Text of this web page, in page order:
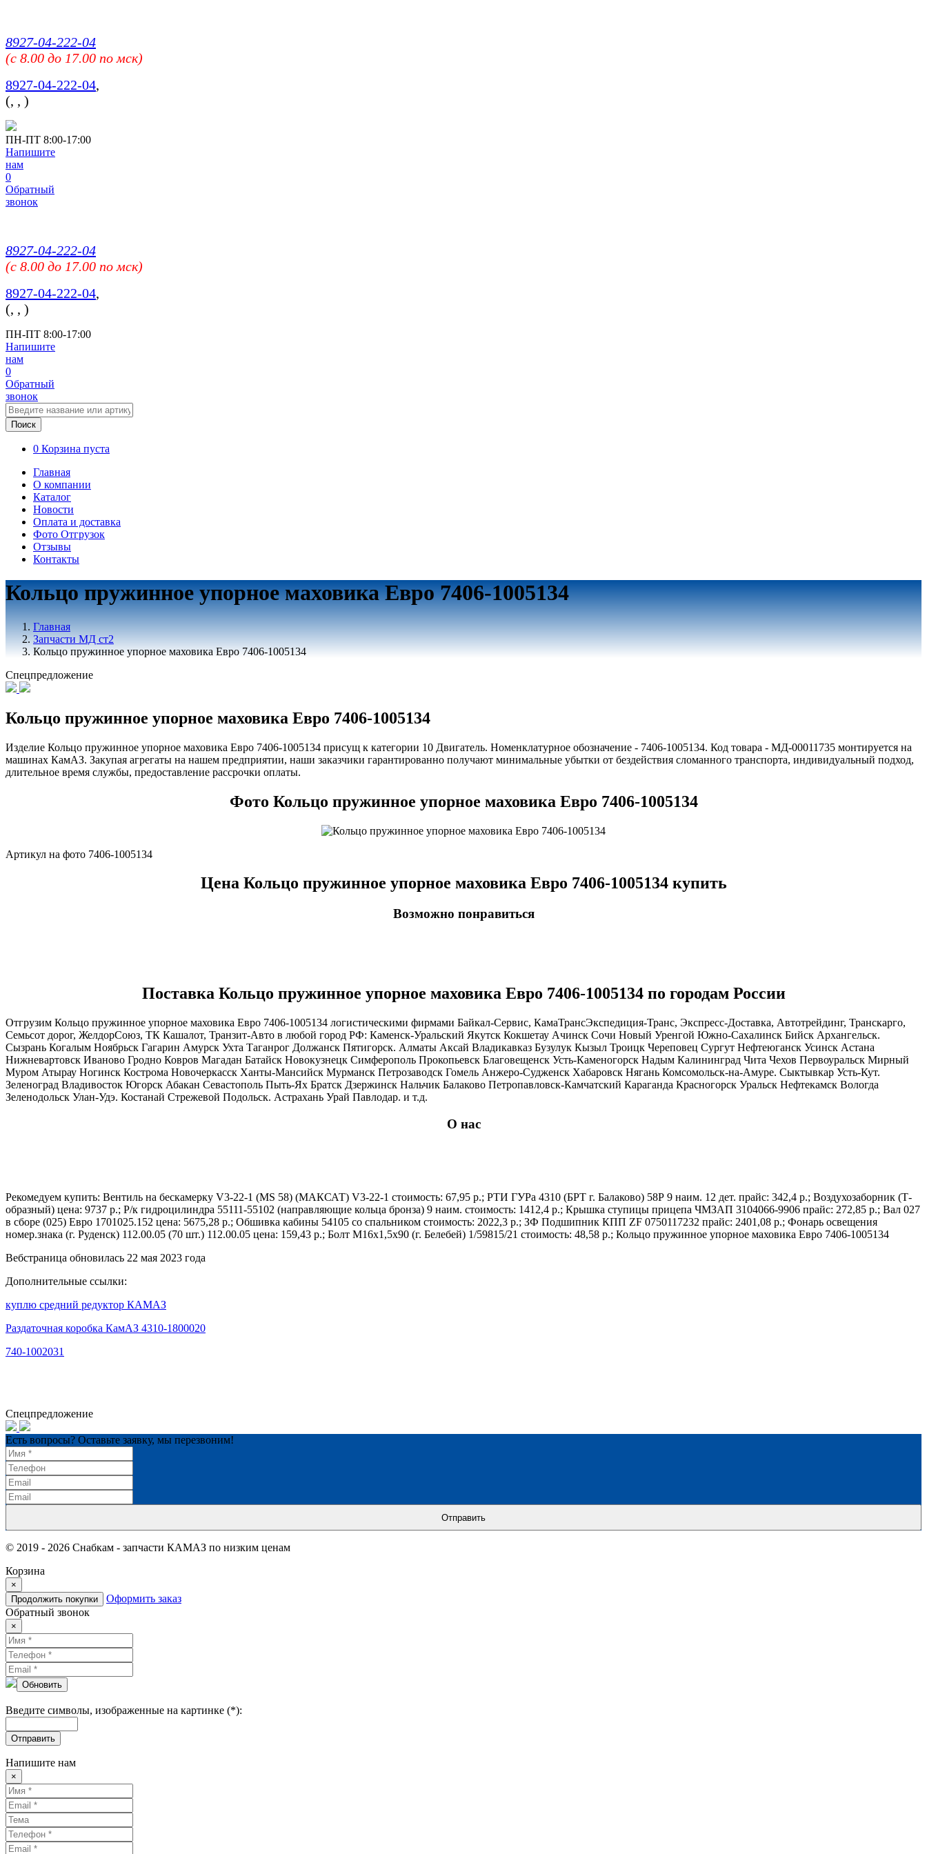
8927-04-222-04
(c 8.00 до 17.00 по мск)
8927-04-222-04,
(, , )
ПН-ПТ 8:00-17:00
Напишите
нам
0
Обратный
звонок
8927-04-222-04
(c 8.00 до 17.00 по мск)
8927-04-222-04,
(, , )
ПН-ПТ 8:00-17:00
Напишите
нам
0
Обратный
звонок
Поиск
0 Корзина пуста
Главная
О компании
Каталог
Новости
Оплата и доставка
Фото Отгрузок
Отзывы
Контакты
Кольцо пружинное упорное маховика Евро 7406-1005134
Главная
Запчасти МД ст2
Кольцо пружинное упорное маховика Евро 7406-1005134
Спецпредложение
Кольцо пружинное упорное маховика Евро 7406-1005134
Изделие Кольцо пружинное упорное маховика Евро 7406-1005134 присущ к категории 10 Двигатель. Номенклатурное обозначение - 7406-1005134. Код товара - МД-00011735 монтируется на
машинах КамАЗ. Закупая агрегаты на нашем предприятии, наши заказчики гарантированно получают минимальные убытки от бездействия сломанного транспорта, индивидуальный подход,
длительное время службы, предоставление рассрочки оплаты.
Фото Кольцо пружинное упорное маховика Евро 7406-1005134
Артикул на фото 7406-1005134
Цена Кольцо пружинное упорное маховика Евро 7406-1005134 купить
Возможно понравиться
Поставка Кольцо пружинное упорное маховика Евро 7406-1005134 по городам России
Отгрузим Кольцо пружинное упорное маховика Евро 7406-1005134 логистическими фирмами Байкал-Сервис, КамаТрансЭкспедиция-Транс, Экспресс-Доставка, Автотрейдинг, Транскарго,
Семьсот дорог, ЖелдорСоюз, ТК Кашалот, Транзит-Авто в любой город РФ: Каменск-Уральский Якутск Кокшетау Ачинск Сочи Новый Уренгой Южно-Сахалинск Бийск Архангельск.
Сызрань Когалым Ноябрьск Гагарин Амурск Ухта Таганрог Должанск Пятигорск. Алматы Аксай Владикавказ Бузулук Кызыл Троицк Череповец Сургут Нефтеюганск Усинск Астана
Нижневартовск Иваново Гродно Ковров Магадан Батайск Новокузнецк Симферополь Прокопьевск Благовещенск Усть-Каменогорск Надым Калининград Чита Чехов Первоуральск Мирный
Муром Атырау Ногинск Кострома Новочеркасск Ханты-Мансийск Мурманск Петрозаводск Гомель Анжеро-Судженск Хабаровск Нягань Комсомольск-на-Амуре. Сыктывкар Усть-Кут.
Зеленоград Владивосток Югорск Абакан Севастополь Пыть-Ях Братск Дзержинск Нальчик Балаково Петропавловск-Камчатский Караганда Красногорск Уральск Нефтекамск Вологда
Зеленодольск Улан-Удэ. Костанай Стрежевой Подольск. Астрахань Урай Павлодар. и т.д.
О нас
Рекомедуем купить: Вентиль на бескамерку V3-22-1 (MS 58) (МАКСАТ) V3-22-1 стоимость: 67,95 р.; РТИ ГУРа 4310 (БРТ г. Балаково) 58Р 9 наим. 12 дет. прайс: 342,4 р.; Воздухозаборник (Т-
образный) цена: 9737 р.; Р/к гидроцилиндра 55111-55102 (направляющие кольца бронза) 9 наим. стоимость: 1412,4 р.; Крышка ступицы прицепа ЧМЗАП 3104066-9906 прайс: 272,85 р.; Вал 027
в сборе (025) Евро 1701025.152 цена: 5675,28 р.; Обшивка кабины 54105 со спальником стоимость: 2022,3 р.; ЗФ Подшипник КПП ZF 0750117232 прайс: 2401,08 р.; Фонарь освещения
номер.знака (г. Руденск) 112.00.05 (70 шт.) 112.00.05 цена: 159,43 р.; Болт М16х1,5х90 (г. Белебей) 1/59815/21 стоимость: 48,58 р.; Кольцо пружинное упорное маховика Евро 7406-1005134
Вебстраница обновилась 22 мая 2023 года
Дополнительные ссылки:
куплю средний редуктор КАМАЗ
Раздаточная коробка КамАЗ 4310-1800020
740-1002031
Спецпредложение
Есть вопросы? Оставьте заявку, мы перезвоним!
Отправить
© 2019 - 2026 Снабкам - запчасти КАМАЗ по низким ценам
Корзина
×
Продолжить покупки
Оформить заказ
Обратный звонок
×
Обновить
Введите символы, изображенные на картинке (*):
Отправить
Напишите нам
×